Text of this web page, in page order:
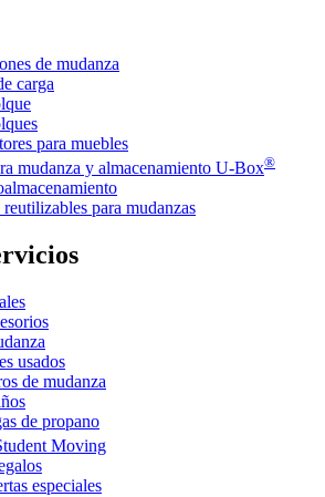
de mudanza
carga
para muebles
mudanza y almacenamiento U-Box®
para mudanzas
usados
de mudanza
de propano
Moving
especiales